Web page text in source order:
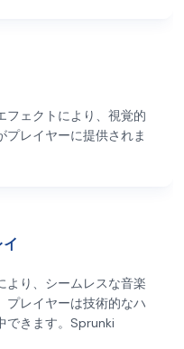
フェクトにより、視覚的
プレイヤーに提供されま
より、シームレスな音楽
プレイヤーは技術的なハ
できます。Sprunki